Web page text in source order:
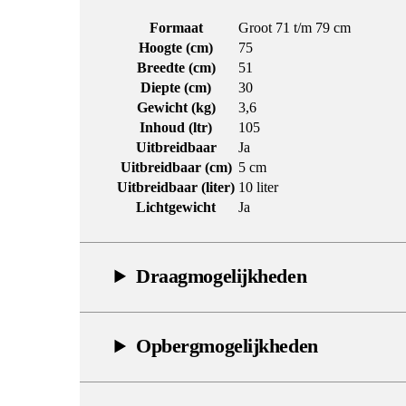
Formaat
Groot 71 t/m 79 cm
Hoogte (cm)
75
Breedte (cm)
51
Diepte (cm)
30
Gewicht (kg)
3,6
Inhoud (ltr)
105
Uitbreidbaar
Ja
Uitbreidbaar (cm) 5 cm
Uitbreidbaar (liter) 10 liter
Lichtgewicht
Ja
Draagmogelijkheden
Opbergmogelijkheden